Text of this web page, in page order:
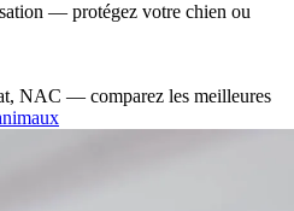
— protégez votre chien ou
NAC — comparez les meilleures